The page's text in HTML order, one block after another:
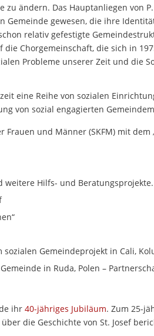
zu ändern. Das Hauptanliegen von
Gemeinde gewesen, die ihre
relativ gefestigte
Chorgemeinschaft, die sich in
Probleme unserer Zeit und die
eine Reihe von sozialen
von sozial engagierten
Frauen und Männer (SKFM) mit dem
weitere Hilfs- und Beratungsprojekte.
Gemeindeprojekt in Cali,
in Ruda, Polen –
ihr 40-jähriges Jubiläum. Zum 25-
die Geschichte von St. Josef